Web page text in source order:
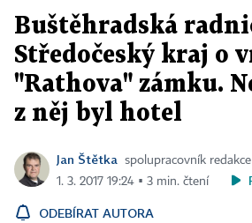
Buštěhradská
Středočeský kraj o
"Rathova" zámku.
z něj byl hotel
Jan Štětka
spolupracovník redakce
1. 3. 2017 19:24 ▪ 3 min. čtení
ODEBÍRAT AUTORA